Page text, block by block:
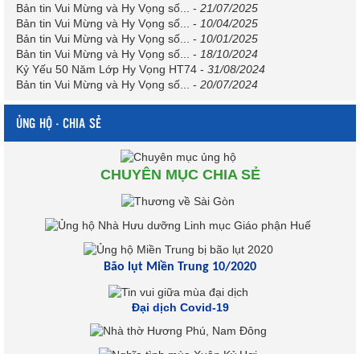
Bản tin Vui Mừng và Hy Vọng số...
- 21/07/2025
Bản tin Vui Mừng và Hy Vọng số...
- 10/04/2025
Bản tin Vui Mừng và Hy Vọng số...
- 10/01/2025
Bản tin Vui Mừng và Hy Vọng số...
- 18/10/2024
Kỷ Yếu 50 Năm Lớp Hy Vọng HT74 - 31/08/2024
Bản tin Vui Mừng và Hy Vọng số...
- 20/07/2024
ỦNG HỘ - CHIA SẺ
CHUYÊN MỤC CHIA SẺ
Bão lụt Miền Trung 10/2020
Đại dịch Covid-19